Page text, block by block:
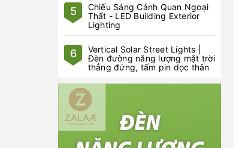
5
Chiếu Sáng Cảnh Quan Ngoại
Thất - LED Building Exterior
Lighting
6
Vertical Solar Street Lights |
Đèn đường năng lượng mặt trời
thẳng đứng, tấm pin dọc thân